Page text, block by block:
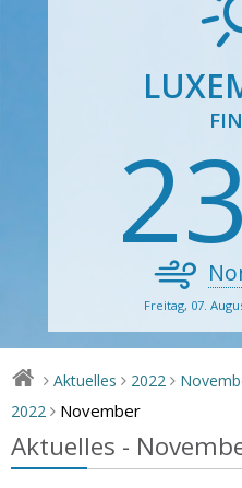
23
Freitag, 07.
> Aktuelles > 2022 >
2022 > November
Aktuelles -